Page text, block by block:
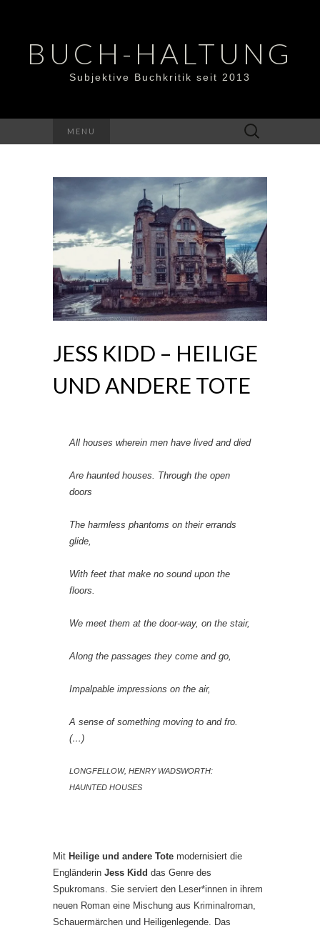
BUCH-HALTUNG
Subjektive Buchkritik seit 2013
MENU
Suchen
nach:
JESS KIDD – HEILIGE
UND ANDERE TOTE
All houses wherein men have lived and died
Are haunted houses. Through the open
doors
The harmless phantoms on their errands
glide,
With feet that make no sound upon the
floors.
We meet them at the door-way, on the stair,
Along the passages they come and go,
Impalpable impressions on the air,
A sense of something moving to and fro.
(…)
LONGFELLOW, HENRY WADSWORTH:
HAUNTED HOUSES
Mit Heilige und andere Tote modernisiert die
Engländerin Jess Kidd das Genre des
Spukromans. Sie serviert den Leser*innen in ihrem
neuen Roman eine Mischung aus Kriminalroman,
Schauermärchen und Heiligenlegende. Das